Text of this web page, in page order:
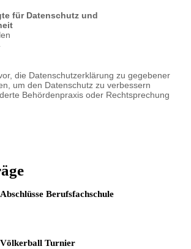
für Datenschutz und
die Datenschutzerklärung zu gegebener
um den Datenschutz zu verbessern
Behördenpraxis oder Rechtsprechung
Abschlüsse Berufsfachschule
Völkerball Turnier